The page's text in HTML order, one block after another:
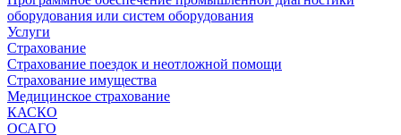
оборудования или систем оборудования
Услуги
Страхование
Страхование поездок и неотложной помощи
Страхование имущества
Медицинское страхование
КАСКО
ОСАГО